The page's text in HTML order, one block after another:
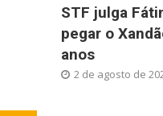
STF julga
pegar o
anos
2 de agosto de